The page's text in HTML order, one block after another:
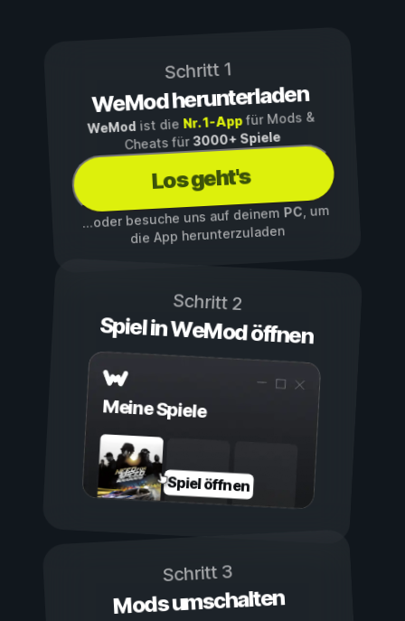
Schritt 1
WeMod herunterladen
WeMod ist die Nr. 1-Appfür Mods &
Cheats für3000+ Spiele
Los geht's
...oder besuche uns auf deinemPC, um
die App herunterzuladen
Schritt 2
Spiel in WeMod öffnen
Meine Spiele
Spiel öffnen
Schritt 3
Mods umschalten